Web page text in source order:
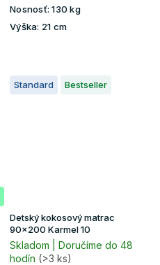
Nosnosť: 130 kg
Výška: 21 cm
Standard Bestseller
Detský kokosový matrac
90x200 Karmel 10
Skladom | Doručíme do 48
hodín (>3 ks)